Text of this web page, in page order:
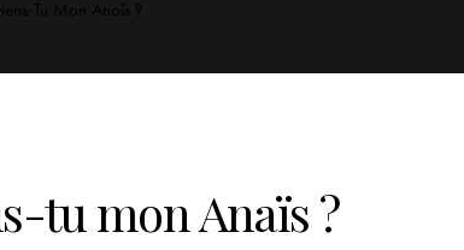
tu mon Anaïs ?